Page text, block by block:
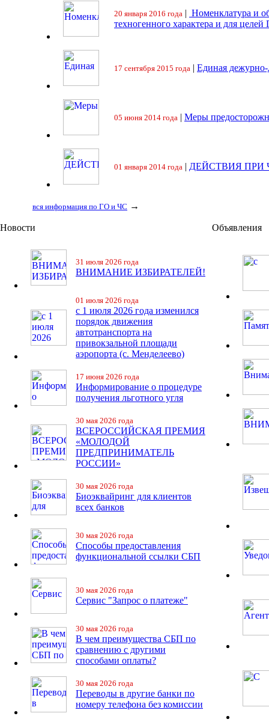
20 января 2016 года | Номенклатура и
техногенного характера и для целей
17 сентября 2015 года | Единая
05 июня 2014 года | Меры
01 января 2014 года | ДЕЙСТВИЯ ПРИ
вся информация по ГО и ЧС →
Новости
31 июля 2026 года
ВНИМАНИЕ ИЗБИРАТЕЛЕЙ!
01 июля 2026 года
с 1 июля 2026 года изменился
порядок движения
автотранспорта на
привокзальной площади
аэропорта (с. Менделеево)
17 июня 2026 года
Информирование о процедуре
получения льготного угля
30 мая 2026 года
ВСЕРОССИЙСКАЯ ПРЕМИЯ
«МОЛОДОЙ
ПРЕДПРИНИМАТЕЛЬ
РОССИИ»
30 мая 2026 года
Биоэквайринг для клиентов
всех банков
30 мая 2026 года
Способы предоставления
функциональной ссылки СБП
30 мая 2026 года
Сервис "Запрос о платеже"
30 мая 2026 года
В чем преимущества СБП по
сравнению с другими
способами оплаты?
30 мая 2026 года
Переводы в другие банки по
номеру телефона без комиссии
Объявления